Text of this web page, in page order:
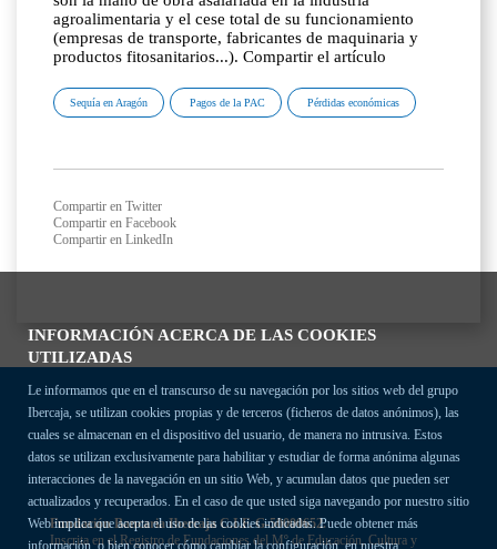
INFORMACIÓN ACERCA DE LAS COOKIES
UTILIZADAS
Le informamos que en el transcurso de su navegación por los sitios web del grupo
Ibercaja, se utilizan cookies propias y de terceros (ficheros de datos anónimos), las
cuales se almacenan en el dispositivo del usuario, de manera no intrusiva. Estos
datos se utilizan exclusivamente para habilitar y estudiar de forma anónima algunas
interacciones de la navegación en un sitio Web, y acumulan datos que pueden ser
actualizados y recuperados. En el caso de que usted siga navegando por nuestro sitio
Web implica que acepta el uso de las cookies indicadas. Puede obtener más
información, o bien conocer cómo cambiar la configuración, en nuestra
agroalimentaria y el cese total de su funcionamiento
(empresas de transporte, fabricantes de maquinaria y
productos fitosanitarios...). Compartir el artículo
Sequía en Aragón Pagos de la PAC Pérdidas económicas
Compartir en Twitter
Compartir en Facebook
Compartir en LinkedIn
Fundación Bancaria Ibercaja C.I.F. G-50000652.
Inscrita en el Registro de Fundaciones del Mº de Educación, Cultura y